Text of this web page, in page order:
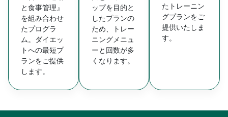
と食事管理』
を組み合わせ
たプログラ
ム。ダイエッ
トへの最短プ
ランをご提供
します。
ップを目的と
したプランの
ため、トレー
ニングメニュ
ーと回数が多
くなります。
たトレーニン
グプランをご
提供いたしま
す。